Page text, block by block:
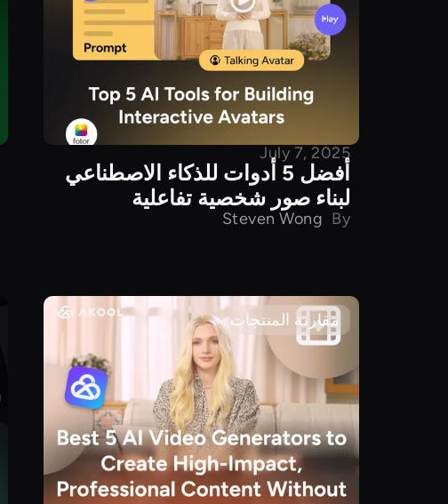
July 7, 2025
أفضل 5 أدوات للذكاء الاصطناعي
لبناء صور شخصية تفاعلية
By
Steven Wong
مقارنة المنتجات